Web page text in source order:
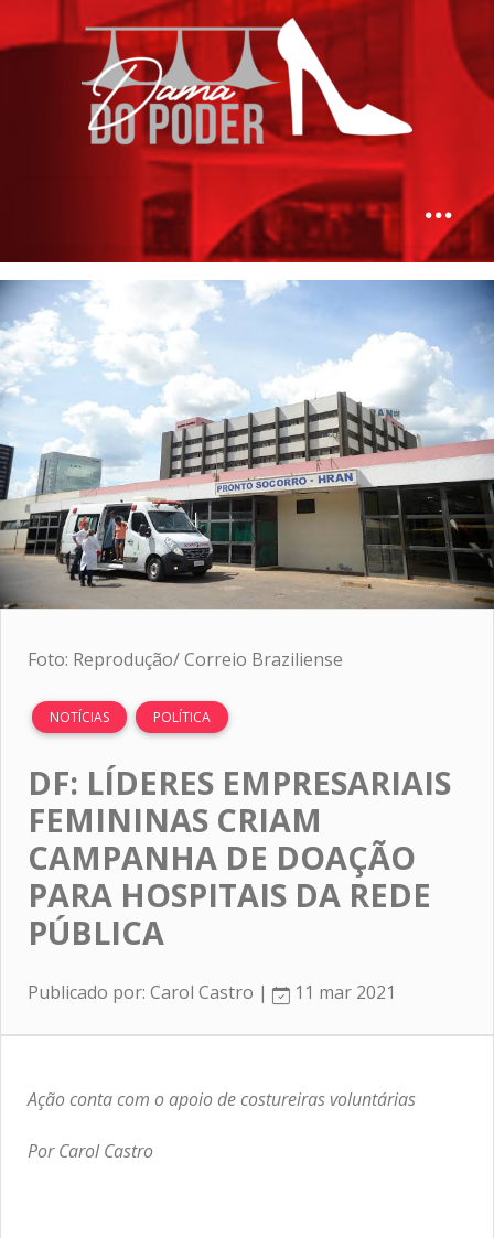
Foto: Reprodução/ Correio Braziliense
NOTÍCIAS POLÍTICA
DF: LÍDERES EMPRESARIAIS
FEMININAS CRIAM
CAMPANHA DE DOAÇÃO
PARA HOSPITAIS DA REDE
PÚBLICA
Publicado por: Carol Castro | 11 mar 2021
Ação conta com o apoio de costureiras voluntárias
Por Carol Castro